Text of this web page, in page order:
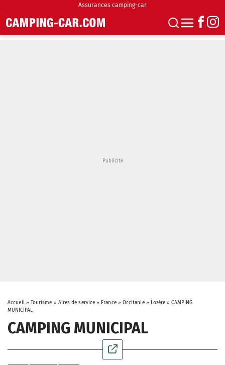
Assurances camping-car
Accueil» Tourisme » Aires de service » France» Occitanie» Lozère »CAMPING
MUNICIPAL
CAMPING MUNICIPAL